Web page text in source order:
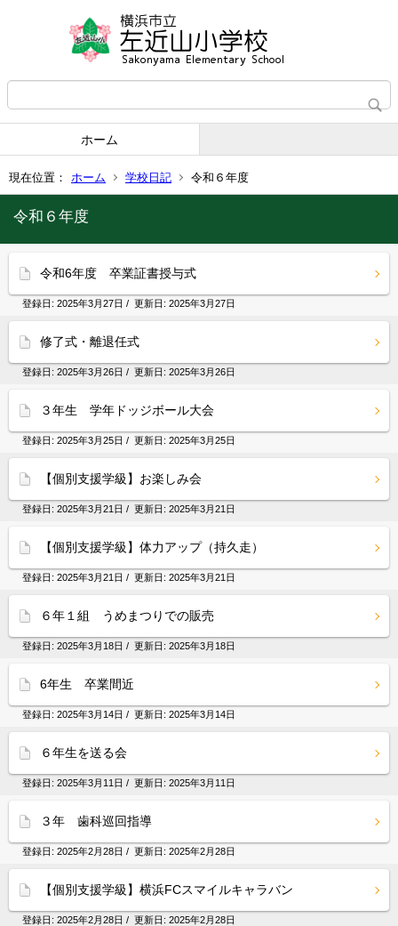
ホーム
現在位置： ホーム 学校日記 令和６年度
令和６年度
令和6年度 卒業証書授与式
登録日: 2025年3月27日 / 更新日: 2025年3月27日
修了式・離退任式
登録日: 2025年3月26日 / 更新日: 2025年3月26日
３年生 学年ドッジボール大会
登録日: 2025年3月25日 / 更新日: 2025年3月25日
【個別支援学級】お楽しみ会
登録日: 2025年3月21日 / 更新日: 2025年3月21日
【個別支援学級】体力アップ（持久走）
登録日: 2025年3月21日 / 更新日: 2025年3月21日
６年１組 うめまつりでの販売
登録日: 2025年3月18日 / 更新日: 2025年3月18日
6年生 卒業間近
登録日: 2025年3月14日 / 更新日: 2025年3月14日
６年生を送る会
登録日: 2025年3月11日 / 更新日: 2025年3月11日
３年 歯科巡回指導
登録日: 2025年2月28日 / 更新日: 2025年2月28日
【個別支援学級】横浜FCスマイルキャラバン
登録日: 2025年2月28日 / 更新日: 2025年2月28日